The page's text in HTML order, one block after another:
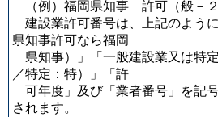
（例）福岡県知事 許可（般－
建設業許可番号は、上記のよう
県知事許可なら福岡
県知事）」「一般建設業又は特
／特定：特）」「許
可年度」及び「業者番号」を記
されます。